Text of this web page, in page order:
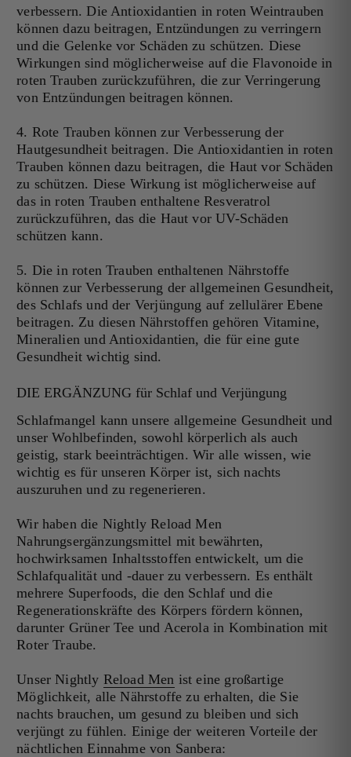
verbessern. Die Antioxidantien in roten Weintrauben
können dazu beitragen, Entzündungen zu verringern
und die Gelenke vor Schäden zu schützen. Diese
Wirkungen sind möglicherweise auf die Flavonoide in
roten Trauben zurückzuführen, die zur Verringerung
von Entzündungen beitragen können.
4. Rote Trauben können zur Verbesserung der
Hautgesundheit beitragen. Die Antioxidantien in roten
Trauben können dazu beitragen, die Haut vor Schäden
zu schützen. Diese Wirkung ist möglicherweise auf
das in roten Trauben enthaltene Resveratrol
zurückzuführen, das die Haut vor UV-Schäden
schützen kann.
5. Die in roten Trauben enthaltenen Nährstoffe
können zur Verbesserung der allgemeinen Gesundheit,
des Schlafs und der Verjüngung auf zellulärer Ebene
beitragen. Zu diesen Nährstoffen gehören Vitamine,
Mineralien und Antioxidantien, die für eine gute
Gesundheit wichtig sind.
DIE ERGÄNZUNG für Schlaf und Verjüngung
Schlafmangel kann unsere allgemeine Gesundheit und
unser Wohlbefinden, sowohl körperlich als auch
geistig, stark beeinträchtigen. Wir alle wissen, wie
wichtig es für unseren Körper ist, sich nachts
auszuruhen und zu regenerieren.
Wir haben die Nightly Reload Men
Nahrungsergänzungsmittel mit bewährten,
hochwirksamen Inhaltsstoffen entwickelt, um die
Schlafqualität und -dauer zu verbessern. Es enthält
mehrere Superfoods, die den Schlaf und die
Regenerationskräfte des Körpers fördern können,
darunter Grüner Tee und Acerola in Kombination mit
Roter Traube.
Unser Nightly Reload Men ist eine großartige
Möglichkeit, alle Nährstoffe zu erhalten, die Sie
nachts brauchen, um gesund zu bleiben und sich
verjüngt zu fühlen. Einige der weiteren Vorteile der
nächtlichen Einnahme von Sanbera: